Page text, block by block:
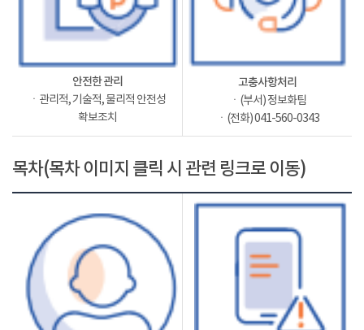
안전한 관리
ㆍ관리적, 기술적, 물리적 안전성
확보조치
고충사항처리
ㆍ(부서) 정보화팀
ㆍ(전화) 041-560-0343
목차(목차 이미지 클릭 시 관련 링크로 이동)